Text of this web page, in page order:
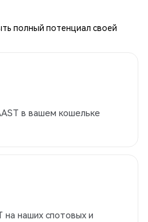
полный потенциал своей
в вашем кошельке
на наших спотовых и